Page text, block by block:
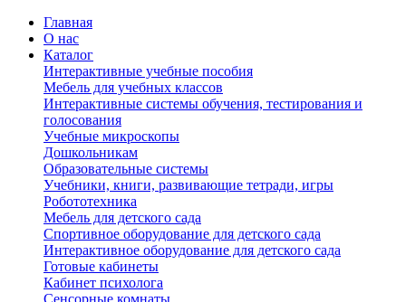
Главная
О нас
Каталог
Интерактивные учебные пособия
Мебель для учебных классов
Интерактивные системы обучения, тестирования и
голосования
Учебные микроскопы
Дошкольникам
Образовательные системы
Учебники, книги, развивающие тетради, игры
Робототехника
Мебель для детского сада
Спортивное оборудование для детского сада
Интерактивное оборудование для детского сада
Готовые кабинеты
Кабинет психолога
Сенсорные комнаты